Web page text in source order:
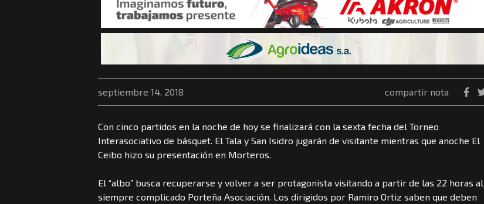
septiembre 14, 2018 compartir nota
Con cinco partidos en la noche de hoy se finalizará con la sexta fecha del Torneo
Interasociativo de básquet. El Tala y San Isidro jugarán de visitante mientras que anoche El
Ceibo hizo su presentación en Morteros.
El “albo” busca recuperarse y volver a ser protagonista visitando a partir de las 22 horas al
siempre complicado Porteña Asociación. Los dirigidos por Ramiro Ortiz saben que deben